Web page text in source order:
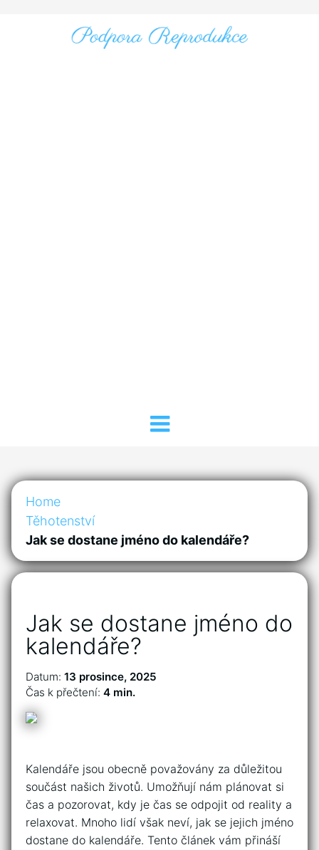
Home
Těhotenství
Jak se dostane jméno do kalendáře?
Jak se dostane jméno do
kalendáře?
Datum: 13 prosince, 2025
Čas k přečtení: 4 min.
Kalendáře jsou obecně považovány za důležitou
součást našich životů. Umožňují nám plánovat si
čas a pozorovat, kdy je čas se odpojit od reality a
relaxovat. Mnoho lidí však neví, jak se jejich jméno
dostane do kalendáře. Tento článek vám přináší